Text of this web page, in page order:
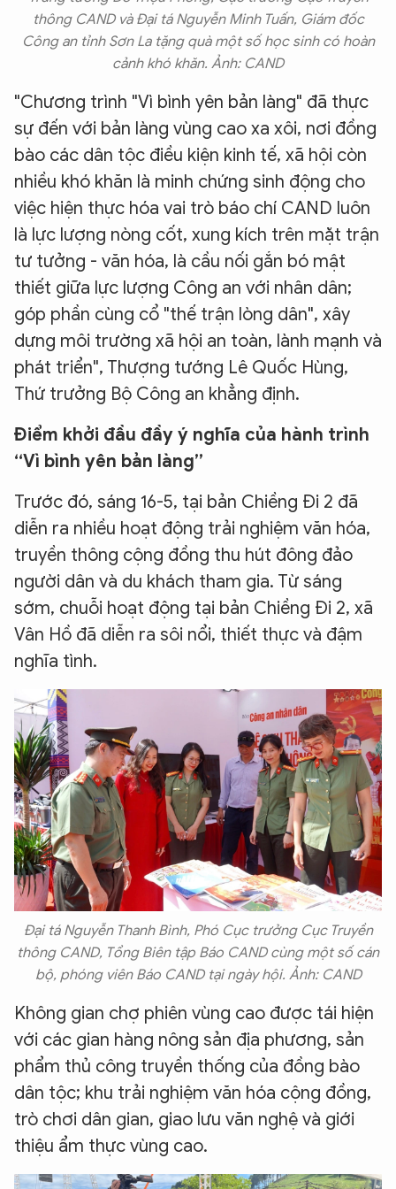
thông CAND và Đại tá Nguyễn Minh Tuấn, Giám đốc
Công an tỉnh Sơn La tặng quà một số học sinh có hoàn
cảnh khó khăn. Ảnh: CAND
"Chương trình "Vì bình yên bản làng" đã thực
sự đến với bản làng vùng cao xa xôi, nơi đồng
bào các dân tộc điều kiện kinh tế, xã hội còn
nhiều khó khăn là minh chứng sinh động cho
việc hiện thực hóa vai trò báo chí CAND luôn
là lực lượng nòng cốt, xung kích trên mặt trận
tư tưởng - văn hóa, là cầu nối gắn bó mật
thiết giữa lực lượng Công an với nhân dân;
góp phần cùng cổ "thế trận lòng dân", xây
dựng môi trường xã hội an toàn, lành mạnh và
phát triển", Thượng tướng Lê Quốc Hùng,
Thứ trưởng Bộ Công an khẳng định.
Điểm khởi đầu đầy ý nghĩa của hành trình
“Vì bình yên bản làng”
Trước đó, sáng 16-5, tại bản Chiềng Đi 2 đã
diễn ra nhiều hoạt động trải nghiệm văn hóa,
truyền thông cộng đồng thu hút đông đảo
người dân và du khách tham gia. Từ sáng
sớm, chuỗi hoạt động tại bản Chiềng Đi 2, xã
Vân Hồ đã diễn ra sôi nổi, thiết thực và đậm
nghĩa tình.
Đại tá Nguyễn Thanh Bình, Phó Cục trưởng Cục Truyền
thông CAND, Tổng Biên tập Báo CAND cùng một số cán
bộ, phóng viên Báo CAND tại ngày hội. Ảnh: CAND
Không gian chợ phiên vùng cao được tái hiện
với các gian hàng nông sản địa phương, sản
phẩm thủ công truyền thống của đồng bào
dân tộc; khu trải nghiệm văn hóa cộng đồng,
trò chơi dân gian, giao lưu văn nghệ và giới
thiệu ẩm thực vùng cao.
An Ninh Thủ Đô nhé. Tôi sẵn sàng hỗ trợ!